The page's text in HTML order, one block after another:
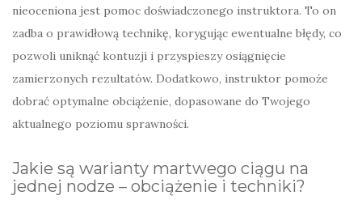
nieoceniona jest pomoc doświadczonego instruktora. To on
zadba o prawidłową technikę, korygując ewentualne błędy, co
pozwoli uniknąć kontuzji i przyspieszy osiągnięcie
zamierzonych rezultatów. Dodatkowo, instruktor pomoże
dobrać optymalne obciążenie, dopasowane do Twojego
aktualnego poziomu sprawności.
Jakie są warianty martwego ciągu na
jednej nodze – obciążenie i techniki?